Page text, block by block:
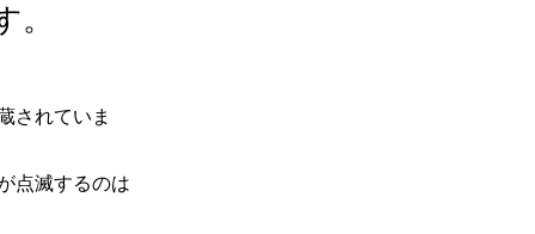
されていま
点滅するのは